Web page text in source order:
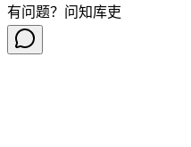
有问题？问知库吏